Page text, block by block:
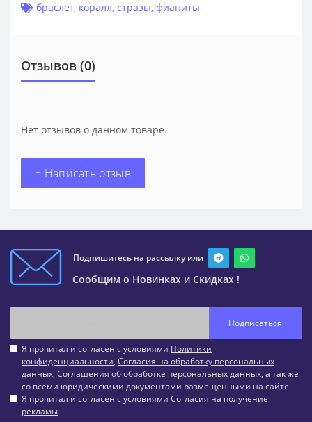
браслет, коралл, стразы, фианиты
Отзывов (0)
Нет отзывов о данном товаре.
+ Написать отзыв
Подпишитесь на рассылку или
Сообщим о Новинках и Скидках !
Подписаться
Я прочитал и согласен с условиями Политики
конфиденциальности, Согласия на обработку персональных
данных, Соглашения об обработке персональных данных, а так же
со всеми юридическими документами размещенными на сайте
Я прочитал и согласен с условиями Согласия на получение
рекламы